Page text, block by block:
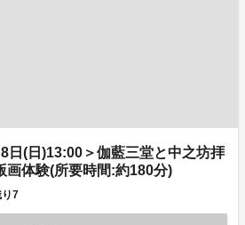
(日)13:00＞伽藍三堂と中之坊拝
画体験(所要時間:約180分)
7